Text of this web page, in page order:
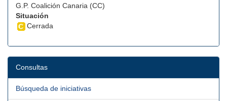
G.P. Coalición Canaria (CC)
Situación
Cerrada
Consultas
Búsqueda de iniciativas